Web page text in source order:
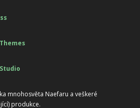
mnohosvěta Naefaru a veškeré
produkce.